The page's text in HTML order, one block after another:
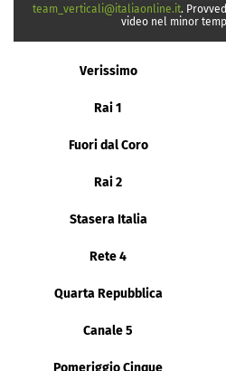
team_verticali@italiaonline.it.
video nel minor
Verissimo
Rai 1
Fuori dal Coro
Rai 2
Stasera Italia
Rete 4
Quarta Repubblica
Canale 5